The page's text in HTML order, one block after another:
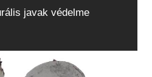
javak védelme